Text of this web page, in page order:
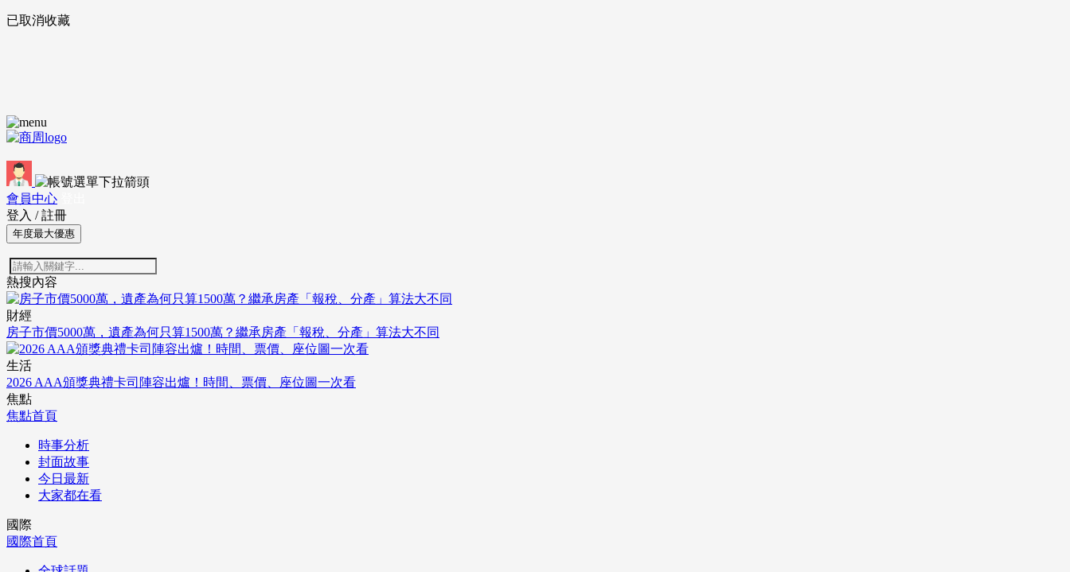
已取消收藏
會員中心
登入 / 註冊
年度最大優惠
熱搜內容
財經
房子市價5000萬，遺產為何只算1500萬？繼承房產「報稅、分產」算法大不同
生活
2026 AAA頒獎典禮卡司陣容出爐！時間、票價、座位圖一次看
焦點
焦點首頁
時事分析
封面故事
今日最新
大家都在看
國際
國際首頁